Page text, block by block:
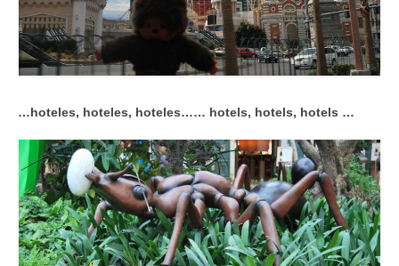
…hoteles, hoteles, hoteles…… hotels, hotels, hotels …